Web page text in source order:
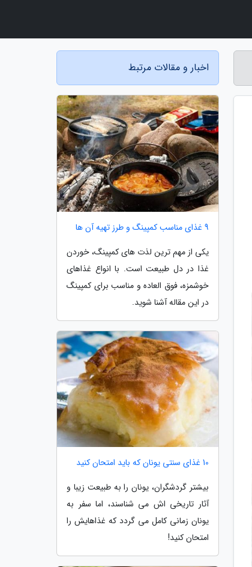
اخبار و مقالات مرتبط
9 غذای مناسب کمپینگ و طرز تهیه آن ها
یکی از مهم ترین لذت های کمپینگ، خوردن
غذا در دل طبیعت است. با انواع غذاهای
خوشمزه، فوق العاده و مناسب برای کمپینگ
در این مقاله آشنا شوید.
10 غذای سنتی یونان که باید امتحان کنید
بیشتر گردشگران، یونان را به طبیعت زیبا و
آثار تاریخی اش می شناسند، اما سفر به
یونان زمانی کامل می گردد که غذاهایش را
امتحان کنید!